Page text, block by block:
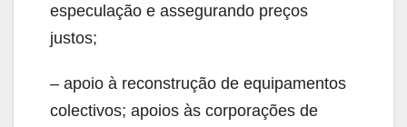
especulação e assegurando preços
justos;
– apoio à reconstrução de equipamentos
colectivos; apoios às corporações de